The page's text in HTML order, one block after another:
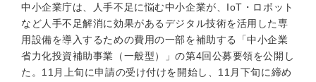
中小企業庁は、人手不足に悩む中小企業が、IoT・ロボット
など人手不足解消に効果があるデジタル技術を活用した専
用設備を導入するための費用の一部を補助する「中小企業
省力化投資補助事業（一般型）」の第4回公募要領を公開し
た。11月上旬に申請の受け付けを開始し、11月下旬に締め